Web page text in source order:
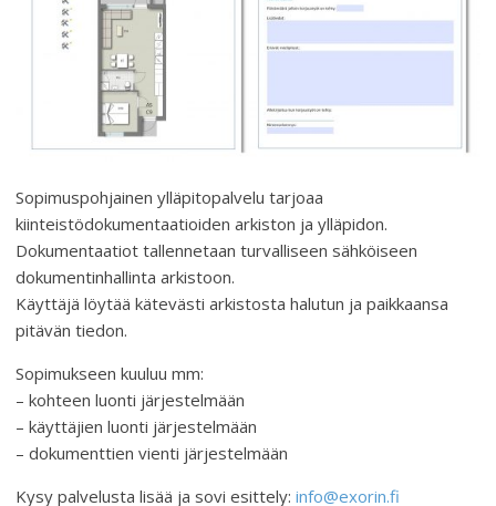
Sopimuspohjainen ylläpitopalvelu tarjoaa
kiinteistödokumentaatioiden arkiston ja ylläpidon.
Dokumentaatiot tallennetaan turvalliseen sähköiseen
dokumentinhallinta arkistoon.
Käyttäjä löytää kätevästi arkistosta halutun ja paikkaansa
pitävän tiedon.
Sopimukseen kuuluu mm:
– kohteen luonti järjestelmään
– käyttäjien luonti järjestelmään
– dokumenttien vienti järjestelmään
Kysy palvelusta lisää ja sovi esittely:info@exorin.fi